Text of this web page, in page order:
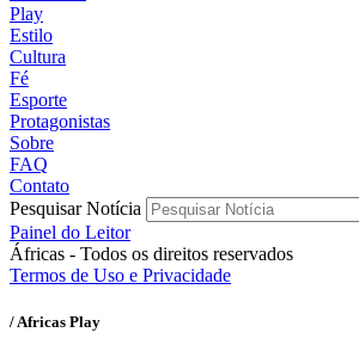
Play
Estilo
Cultura
Fé
Esporte
Protagonistas
Sobre
FAQ
Contato
Pesquisar Notícia
Painel do Leitor
Áfricas - Todos os direitos reservados
Termos de Uso e Privacidade
/ Africas Play